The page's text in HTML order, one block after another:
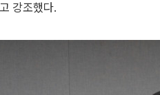
강조했다.